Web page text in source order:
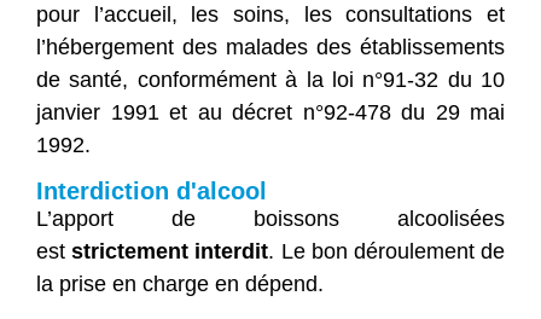
pour l’accueil, les soins, les consultations et
l’hébergement des malades des établissements
de santé, conformément à la loi n°91-32 du 10
janvier 1991 et au décret n°92-478 du 29 mai
1992.
Interdiction d'alcool
L’apport de boissons alcoolisées
eststrictement interdit. Le bon déroulement de
la prise en charge en dépend.